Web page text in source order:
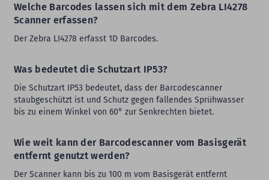
Welche Barcodes lassen sich mit dem Zebra LI4278
Scanner erfassen?
Der Zebra LI4278 erfasst 1D Barcodes.
Was bedeutet die Schutzart IP53?
Die Schutzart IP53 bedeutet, dass der Barcodescanner
staubgeschützt ist und Schutz gegen fallendes Sprühwasser
bis zu einem Winkel von 60° zur Senkrechten bietet.
Wie weit kann der Barcodescanner vom Basisgerät
entfernt genutzt werden?
Der Scanner kann bis zu 100 m vom Basisgerät entfernt